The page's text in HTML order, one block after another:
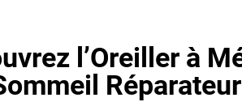
l’Oreiller à
Réparateur